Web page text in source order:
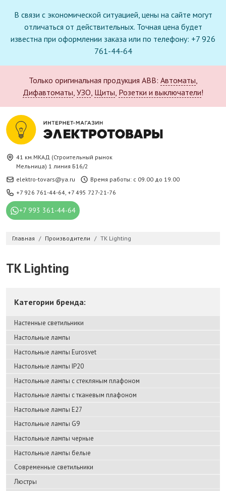
В связи с экономической ситуацией, цены на сайте могут
отличаться от действительных. Точная цена будет
известна при оформлении заказа или по телефону: +7 926
761-44-64
Только оригинальная продукция ABB: Автоматы,
Дифавтоматы, УЗО, Щиты, Розетки и выключатели!
41 км.МКАД (Строительный рынок
Мельница) 1 линия Б16/2
elektro-tovars@ya.ru
Время работы: с 09.00 до 19.00
+7 926 761-44-64, +7 495 727-21-76
+7 993 361-44-64
Главная Производители TK Lighting
TK Lighting
Категории бренда:
Настенные светильники
Настольные лампы
Настольные лампы Eurosvet
Настольные лампы IP20
Настольные лампы с стекляным плафоном
Настольные лампы с тканевым плафоном
Настольные лампы E27
Настольные лампы G9
Настольные лампы черные
Настольные лампы белые
Современные светильники
Люстры